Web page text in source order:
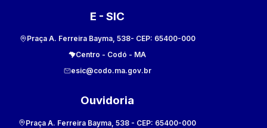
E - SIC
Praça A. Ferreira Bayma, 538- CEP: 65400-000
Centro - Codó - MA
esic@codo.ma.gov.br
Ouvidoria
Praça A. Ferreira Bayma, 538 - CEP: 65400-000